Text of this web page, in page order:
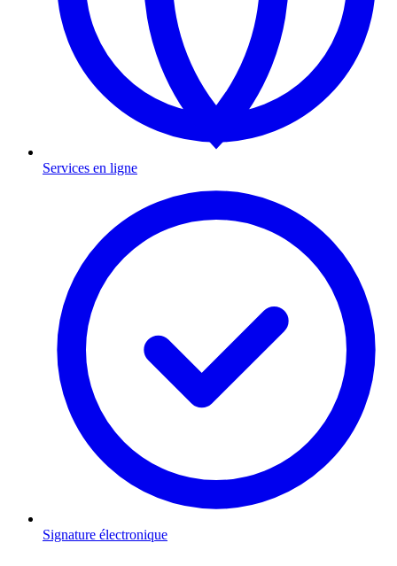
Services en ligne
Signature électronique